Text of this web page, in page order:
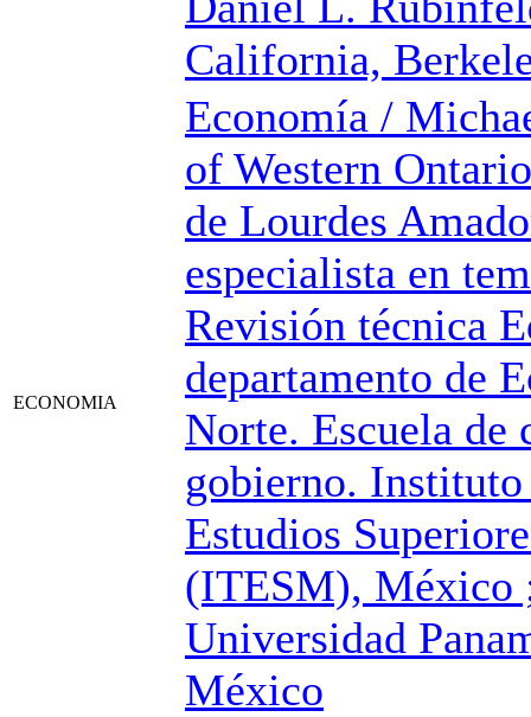
California,
ECONOMIA
Economía /
of Western
de Lourdes
especialista en
Revisión técnica
departamento de
Norte. Escuela de
gobierno.
Estudios
(ITESM), México
Universidad
México